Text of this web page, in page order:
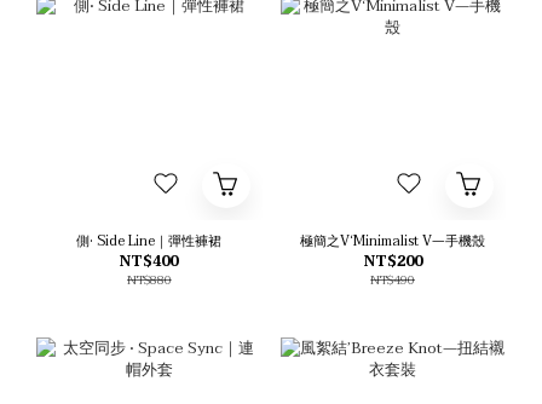
側• Side Line｜彈性褲裙
NT$400
NT$880
極簡之V‘Minimalist V—手機殼
NT$200
NT$490